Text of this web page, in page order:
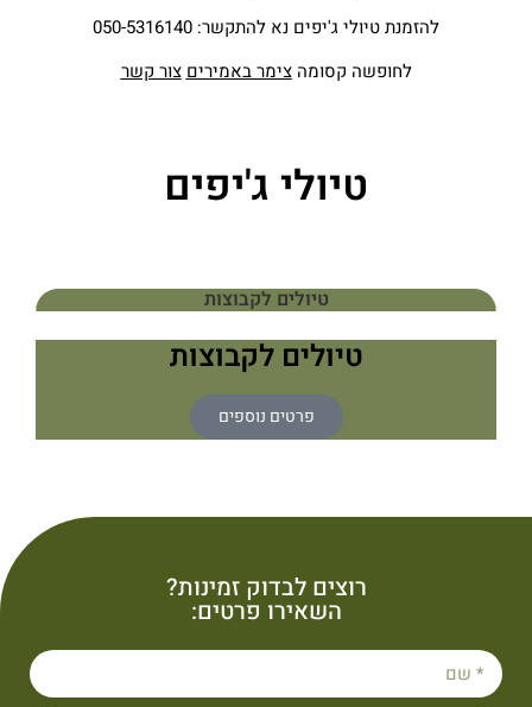
להזמנת טיולי ג'יפים נא להתקשר: 050-5316140
לחופשה קסומהצימר באמירים צור קשר
טיולי ג'יפים
טיולים לקבוצות
טיולים לקבוצות
פרטים נוספים
רוצים לבדוק זמינות?
השאירו פרטים: